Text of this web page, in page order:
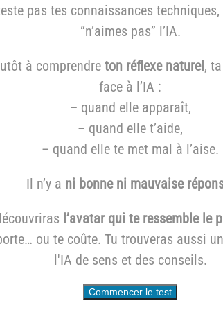
pas tes connaissances
“n’aimes pas” l’IA.
à comprendre ton réflexe naturel ,
face à l’IA :
– quand elle apparaît,
– quand elle t’aide,
– quand elle te met mal à l’aise.
Il n’y a ni bonne ni mauvaise
l’avatar qui te ressemble le
ou te coûte. Tu trouveras aussi
l'IA de sens et des conseils.
Commencer le test